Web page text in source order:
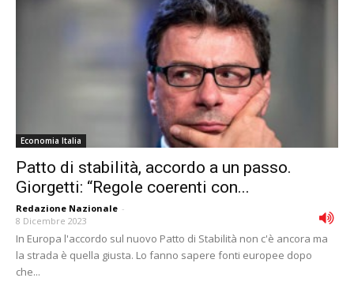
Economia Italia
Patto di stabilità, accordo a un passo.
Giorgetti: “Regole coerenti con...
Redazione Nazionale -
8 Dicembre 2023
In Europa l'accordo sul nuovo Patto di Stabilità non c'è ancora ma
la strada è quella giusta. Lo fanno sapere fonti europee dopo
che...